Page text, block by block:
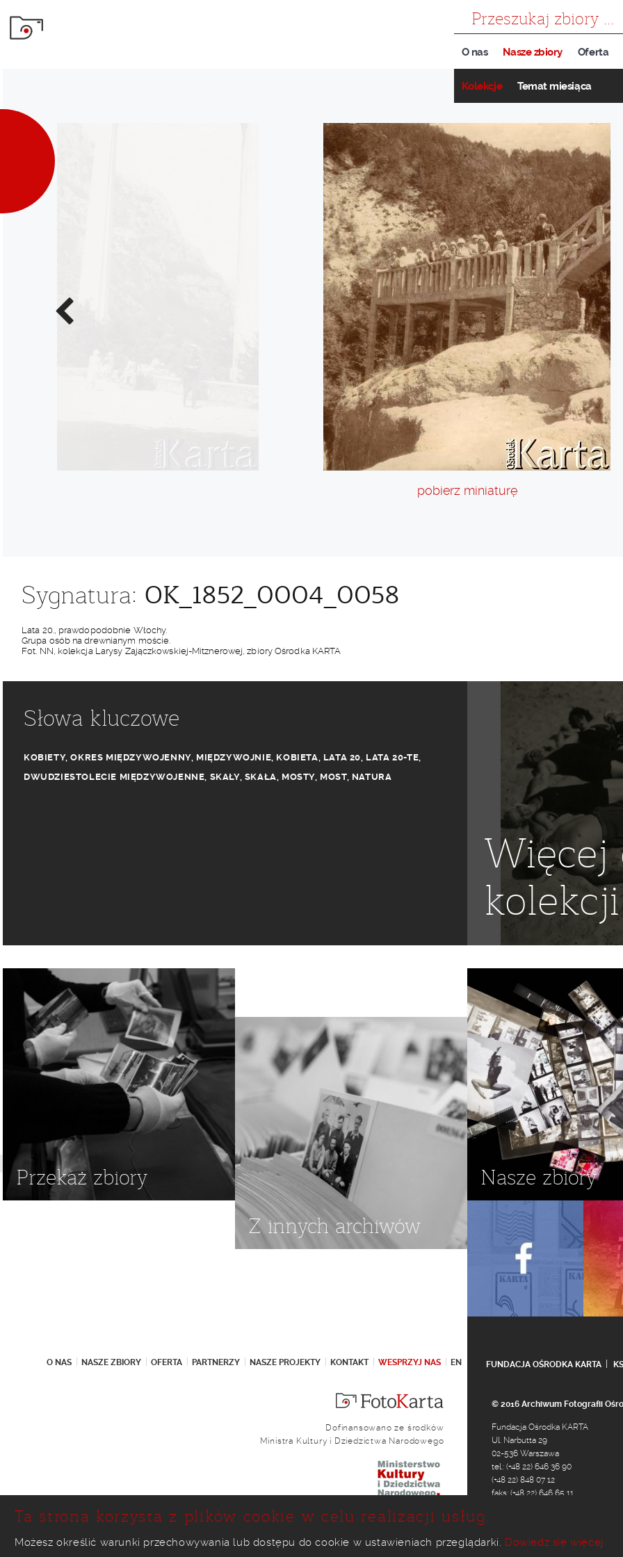
O nas Nasze zbiory
Kolekcje Temat miesiąca
Oferta
Poprzednie
zdjęcie
pobierz miniaturę
Sygnatura: OK_1852_0004_0058
Lata 20., prawdopodobnie Włochy.
Grupa osób na drewnianym moście.
Fot. NN, kolekcja Larysy Zajączkowskiej-Mitznerowej, zbiory Ośrodka KARTA
Słowa kluczowe
KOBIETY,OKRES MIĘDZYWOJENNY, MIĘDZYWOJNIE, KOBIETA, LATA 20, LATA 20-TE,
DWUDZIESTOLECIE MIĘDZYWOJENNE, SKAŁY, SKAŁA, MOSTY, MOST, NATURA
Więcej
kolekcji
Przekaż zbiory
Z innych archiwów
Nasze zbiory
O NAS NASZE ZBIORY OFERTA PARTNERZY NASZE PROJEKTY KONTAKT WESPRZYJ NAS EN FUNDACJA OŚRODKA KARTA
Dofinansowano ze środków
Ministra Kultury i Dziedzictwa Narodowego
© 2016 Archiwum Fotografii
Fundacja Ośrodka KARTA
Ul. Narbutta 29
02-536 Warszawa
tel.: (+48 22) 646 36 90
(+48 22) 848 07 12
faks: (+48 22) 646 65 11
Ta strona korzysta z plików cookie w celu realizacji usług.
Możesz określić warunki przechowywania lub dostępu do cookie w ustawieniach przeglądarki. Dowiedz się więcej